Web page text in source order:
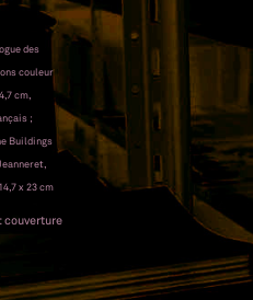
des
couleur
cm,
;
Buildings
x 23 cm